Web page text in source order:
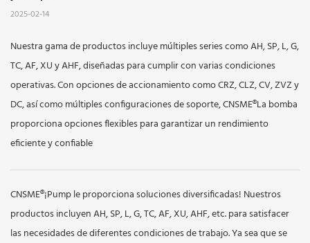
2025-02-14
Nuestra gama de productos incluye múltiples series como AH, SP, L, G,
TC, AF, XU y AHF, diseñadas para cumplir con varias condiciones
operativas. Con opciones de accionamiento como CRZ, CLZ, CV, ZVZ y
DC, así como múltiples configuraciones de soporte, CNSME®La bomba
proporciona opciones flexibles para garantizar un rendimiento
eficiente y confiable
CNSME®¡Pump le proporciona soluciones diversificadas! Nuestros
productos incluyen AH, SP, L, G, TC, AF, XU, AHF, etc. para satisfacer
las necesidades de diferentes condiciones de trabajo. Ya sea que se